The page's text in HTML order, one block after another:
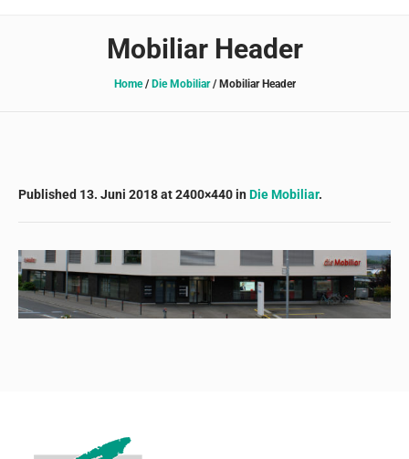
Mobiliar Header
Home / Die Mobiliar / Mobiliar Header
Published 13. Juni 2018at 2400×440 inDie Mobiliar.